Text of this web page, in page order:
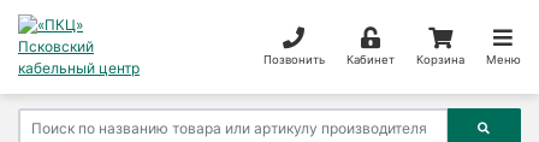
Позвонить Кабинет Корзина Меню